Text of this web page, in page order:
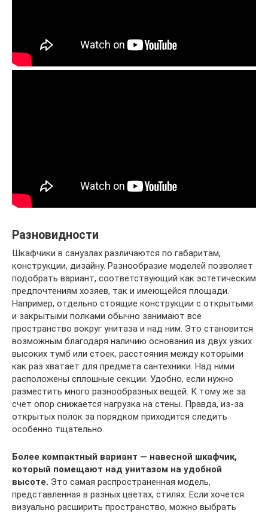
Разновидности
Шкафчики в санузлах различаются по габаритам,
конструкции, дизайну. Разнообразие моделей позволяет
подобрать вариант, соответствующий как эстетическим
предпочтениям хозяев, так и имеющейся площади.
Например, отдельно стоящие конструкции с открытыми
и закрытыми полками обычно занимают все
пространство вокруг унитаза и над ним. Это становится
возможным благодаря наличию основания из двух узких
высоких тумб или стоек, расстояния между которыми
как раз хватает для предмета сантехники. Над ними
расположены сплошные секции. Удобно, если нужно
разместить много разнообразных вещей. К тому же за
счет опор снижается нагрузка на стены. Правда, из-за
открытых полок за порядком приходится следить
особенно тщательно.
Более компактный вариант — навесной шкафчик,
который помещают над унитазом на удобной
высоте. Это самая распространенная модель,
представленная в разных цветах, стилях. Если хочется
визуально расширить пространство, можно выбрать